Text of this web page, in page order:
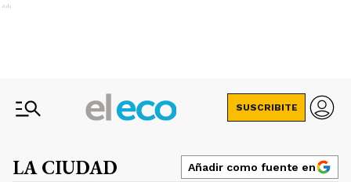
Ads
SUSCRIBITE
LA CIUDAD Añadir como fuente en